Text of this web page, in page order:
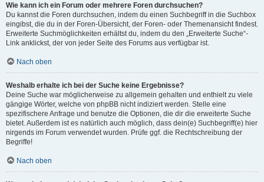
Wie kann ich ein Forum oder mehrere Foren durchsuchen?
Du kannst die Foren durchsuchen, indem du einen Suchbegriff in die Suchbox
eingibst, die du in der Foren-Übersicht, der Foren- oder Themenansicht findest.
Erweiterte Suchmöglichkeiten erhältst du, indem du den „Erweiterte Suche“-
Link anklickst, der von jeder Seite des Forums aus verfügbar ist.
Nach oben
Weshalb erhalte ich bei der Suche keine Ergebnisse?
Deine Suche war möglicherweise zu allgemein gehalten und enthielt zu viele
gängige Wörter, welche von phpBB nicht indiziert werden. Stelle eine
spezifischere Anfrage und benutze die Optionen, die dir die erweiterte Suche
bietet. Außerdem ist es natürlich auch möglich, dass dein(e) Suchbegriff(e) hier
nirgends im Forum verwendet wurden. Prüfe ggf. die Rechtschreibung der
Begriffe!
Nach oben